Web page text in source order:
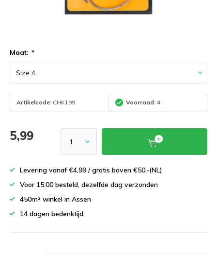
Maat: *
Artikelcode: CHK199 Voorraad: 4
5,99
Levering vanaf €4,99 / gratis boven €50,-(NL)
Voor 15:00 besteld, dezelfde dag verzonden
450m² winkel in Assen
14 dagen bedenktijd